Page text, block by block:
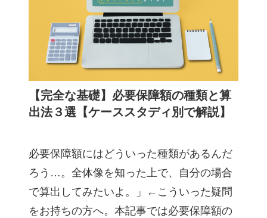
【完全な基礎】必要保障額の種類と算
出法３選【ケーススタディ別で解説】
必要保障額にはどういった種類があるんだ
ろう…。全体像を知った上で、自分の場合
で算出してみたいよ。」←こういった疑問
をお持ちの方へ。本記事では必要保障額の